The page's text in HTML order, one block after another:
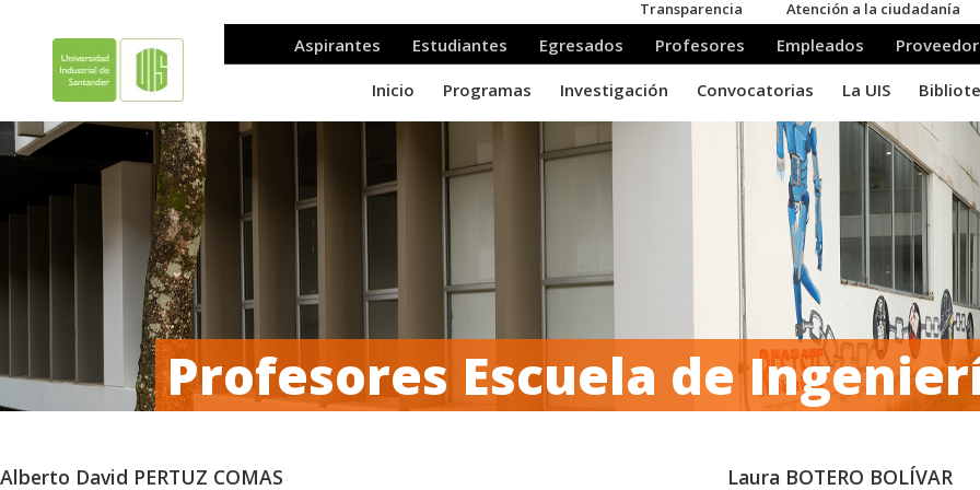
Profesores Escuela de
Alberto David PERTUZ COMAS Laura BOTERO BOLÍVAR